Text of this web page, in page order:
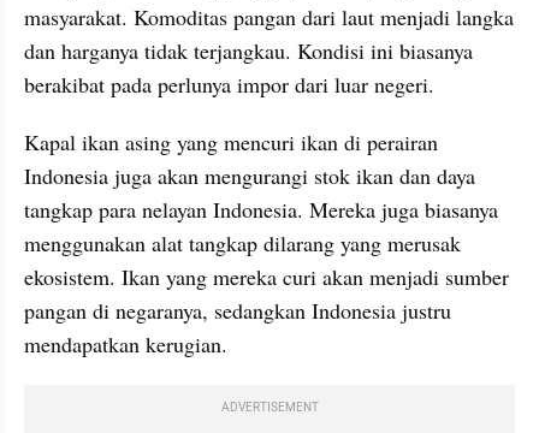
masyarakat. Komoditas pangan dari laut menjadi langka
dan harganya tidak terjangkau. Kondisi ini biasanya
berakibat pada perlunya impor dari luar negeri.
Kapal ikan asing yang mencuri ikan di perairan
Indonesia juga akan mengurangi stok ikan dan daya
tangkap para nelayan Indonesia. Mereka juga biasanya
menggunakan alat tangkap dilarang yang merusak
ekosistem. Ikan yang mereka curi akan menjadi sumber
pangan di negaranya, sedangkan Indonesia justru
mendapatkan kerugian.
ADVERTISEMENT